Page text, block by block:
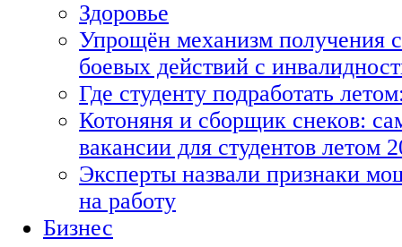
Здоровье
Упрощён механизм получения
боевых действий с
Где студенту подработать
Котоняня и сборщик снеков:
вакансии для студентов летом
Эксперты назвали признаки
на работу
Бизнес